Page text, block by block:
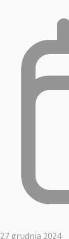
27 grudnia 2024